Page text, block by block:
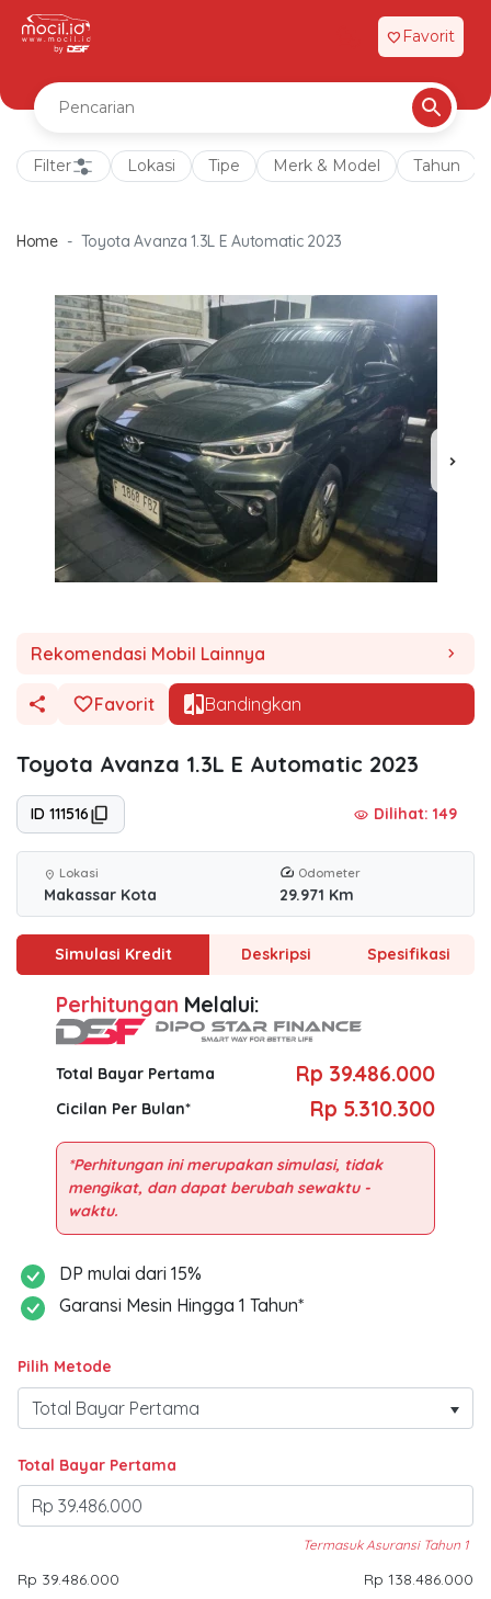
favorite Favorit
Filter Lokasi Tipe Merk & Model Tahun
Home Toyota Avanza 1.3L E Automatic 2023
chevron_right
Rekomendasi Mobil Lainnya chevron_right
Favorit Bandingkan
Toyota Avanza 1.3L E Automatic 2023
ID 111516 visibility Dilihat: 149
location_on Lokasi
Makassar Kota
Odometer
29.971 Km
Simulasi Kredit Deskripsi Spesifikasi
Perhitungan Melalui:
Total Bayar Pertama Rp 39.486.000
Cicilan Per Bulan* Rp 5.310.300
*Perhitungan ini merupakan simulasi, tidak
mengikat, dan dapat berubah sewaktu -
DP mulai dari 15%
Garansi Mesin Hingga 1 Tahun*
Pilih Metode
Total Bayar Pertama
Termasuk Asuransi Tahun 1
Rp 39.486.000 Rp 138.486.000